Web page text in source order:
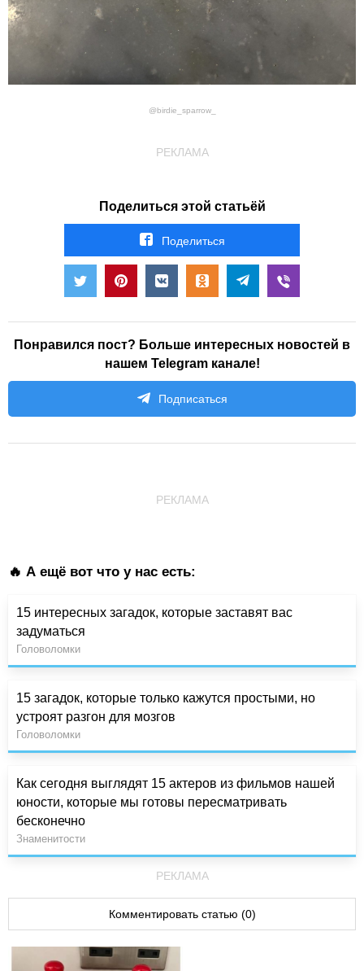
@birdie_sparrow_
РЕКЛАМА
Поделиться этой статьёй
Поделиться
Понравился пост? Больше интересных новостей в
нашем Telegram канале!
Подписаться
РЕКЛАМА
🔥 А ещё вот что у нас есть:
15 интересных загадок, которые заставят вас
задуматься
Головоломки
15 загадок, которые только кажутся простыми, но
устроят разгон для мозгов
Головоломки
Как сегодня выглядят 15 актеров из фильмов нашей
юности, которые мы готовы пересматривать
бесконечно
Знаменитости
РЕКЛАМА
Комментировать статью (0)